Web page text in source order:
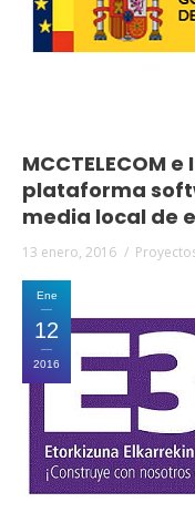
MCCTELECOM
plataforma
media local de
13 enero, 2016
Ene
12
2016